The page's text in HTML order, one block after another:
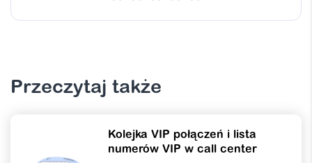
Przeczytaj także
Kolejka VIP połączeń i lista
numerów VIP w call center